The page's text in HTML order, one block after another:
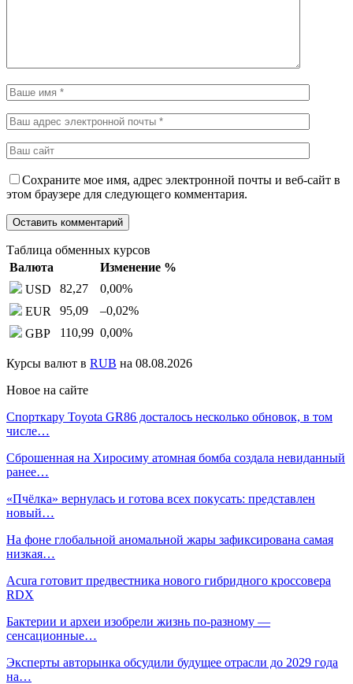
Сохраните мое имя, адрес электронной почты и веб-сайт в
этом браузере для следующего комментария.
Таблица обменных курсов
Валюта
Изменение %
USD
82,27 0,00%
EUR
95,09 –0,02%
GBP
110,99 0,00%
Курсы валют в RUB на 08.08.2026
Новое на сайте
Спорткару Toyota GR86 досталось несколько обновок, в том
числе…
Сброшенная на Хиросиму атомная бомба создала невиданный
ранее…
«Пчёлка» вернулась и готова всех покусать: представлен
новый…
На фоне глобальной аномальной жары зафиксирована самая
низкая…
Acura готовит предвестника нового гибридного кроссовера
RDX
Бактерии и археи изобрели жизнь по-разному —
сенсационные…
Эксперты авторынка обсудили будущее отрасли до 2029 года
на…